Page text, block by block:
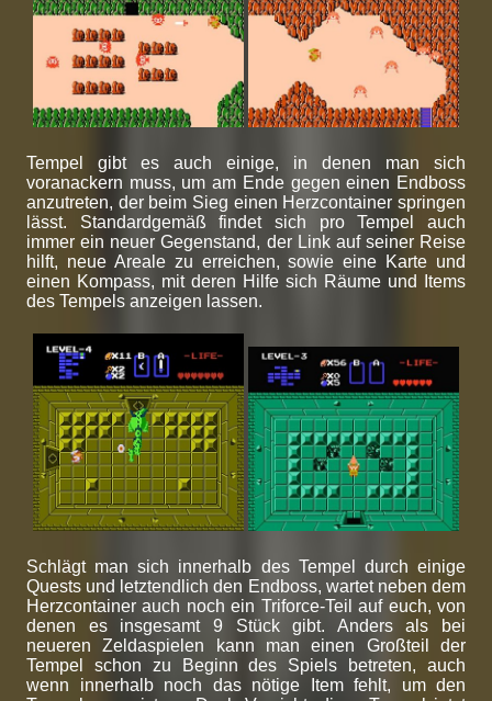
Tempel gibt es auch einige, in denen man sich
voranackern muss, um am Ende gegen einen Endboss
anzutreten, der beim Sieg einen Herzcontainer springen
lässt. Standardgemäß findet sich pro Tempel auch
immer ein neuer Gegenstand, der Link auf seiner Reise
hilft, neue Areale zu erreichen, sowie eine Karte und
einen Kompass, mit deren Hilfe sich Räume und Items
des Tempels anzeigen lassen.
Schlägt man sich innerhalb des Tempel durch einige
Quests und letztendlich den Endboss, wartet neben dem
Herzcontainer auch noch ein Triforce-Teil auf euch, von
denen es insgesamt 9 Stück gibt. Anders als bei
neueren Zeldaspielen kann man einen Großteil der
Tempel schon zu Beginn des Spiels betreten, auch
wenn innerhalb noch das nötige Item fehlt, um den